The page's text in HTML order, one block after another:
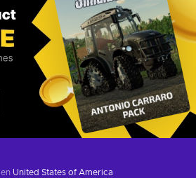
United States of America